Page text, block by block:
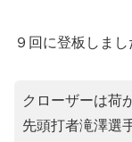
９回に登板しまし
クローザーは荷
先頭打者滝澤選